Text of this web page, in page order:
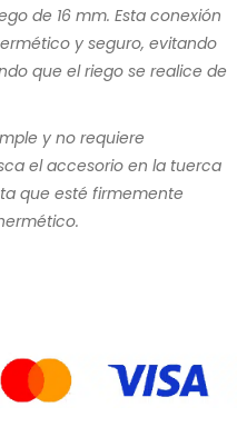
de 16 mm. Esta conexión
y seguro, evitando
que el riego se realice de
y no requiere
el accesorio en la tuerca
que esté firmemente